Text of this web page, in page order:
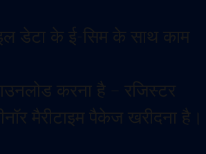
डेटा के ई-सिम के साथ काम
करना है – रजिस्टर
मैरीटाइम पैकेज खरीदना है।